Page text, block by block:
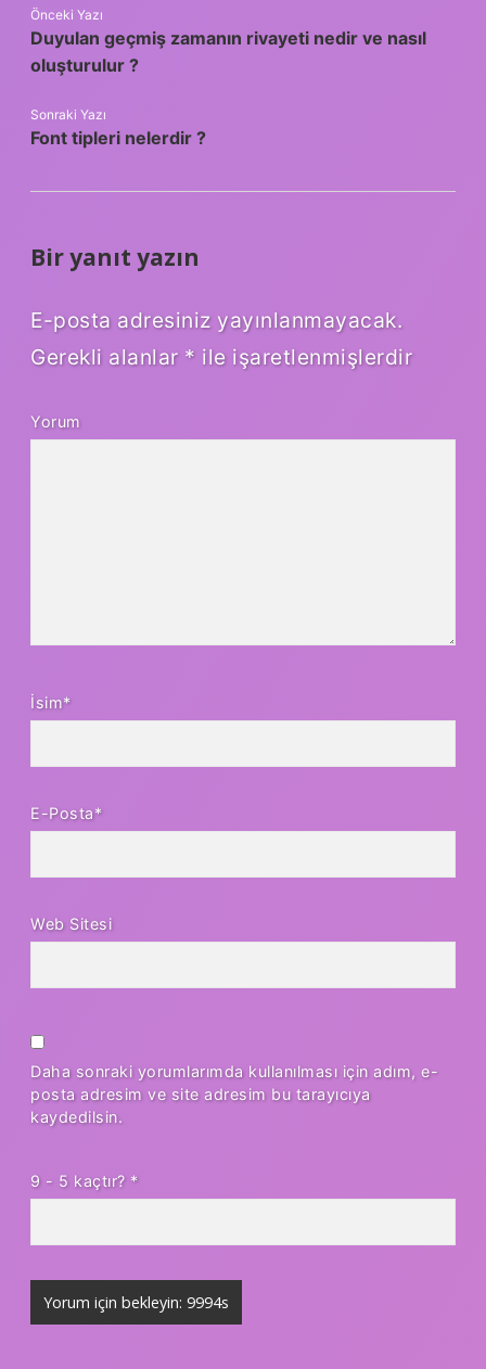
Önceki Yazı
Duyulan geçmiş zamanın rivayeti nedir ve nasıl
oluşturulur ?
Sonraki Yazı
Font tipleri nelerdir ?
Bir yanıt yazın
E-posta adresiniz yayınlanmayacak.
Gerekli alanlar * ile işaretlenmişlerdir
Yorum
İsim*
E-Posta*
Web Sitesi
Daha sonraki yorumlarımda kullanılması için adım, e-
posta adresim ve site adresim bu tarayıcıya
kaydedilsin.
9 - 5 kaçtır? *